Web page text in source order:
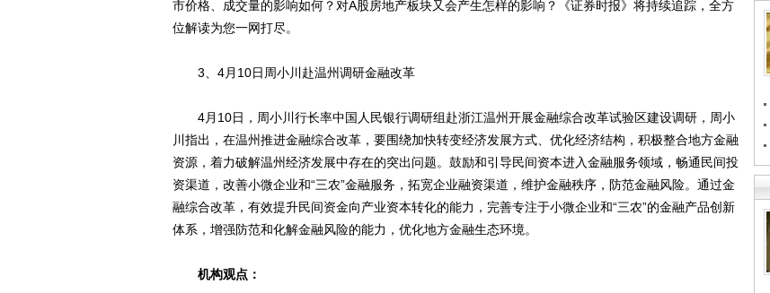
市价格、成交量的影响如何？对A股房地产板块又会产生怎样的影响？《证券时报》将持续追踪，全方
位解读为您一网打尽。
3、4月10日周小川赴温州调研金融改革
4月10日，周小川行长率中国人民银行调研组赴浙江温州开展金融综合改革试验区建设调研，周小
川指出，在温州推进金融综合改革，要围绕加快转变经济发展方式、优化经济结构，积极整合地方金融
资源，着力破解温州经济发展中存在的突出问题。鼓励和引导民间资本进入金融服务领域，畅通民间投
资渠道，改善小微企业和“三农”金融服务，拓宽企业融资渠道，维护金融秩序，防范金融风险。通过金
融综合改革，有效提升民间资金向产业资本转化的能力，完善专注于小微企业和“三农”的金融产品创新
体系，增强防范和化解金融风险的能力，优化地方金融生态环境。
机构观点：